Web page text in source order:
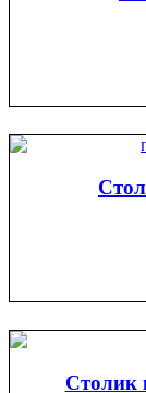
Столик